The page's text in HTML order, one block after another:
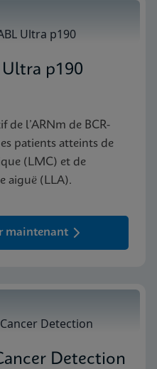
Ultra p190
de l’ARNm de BCR-
patients atteints de
(LMC) et de
aiguë (LLA).
maintenant
Detection